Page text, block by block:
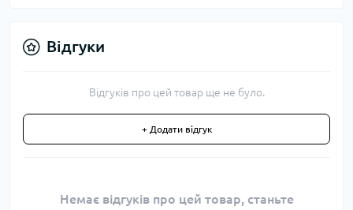
Відгуки
Відгуків про цей товар ще не було.
+ Додати відгук
Немає відгуків про цей товар, станьте